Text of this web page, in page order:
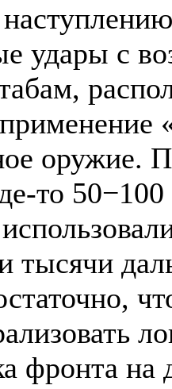
удары с
оружие.
то
тысячи
фронта на